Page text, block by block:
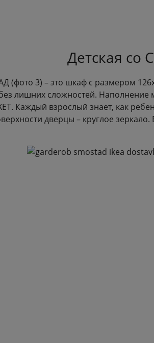
Детская со
(фото 3) – это шкаф с размером
лишних сложностей. Наполнение
Каждый взрослый знает, как
дверцы – круглое